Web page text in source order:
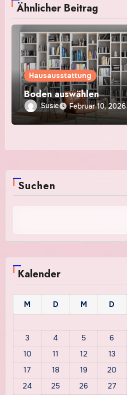
Ähnlicher Beitrag
Hausausstattung
Boden auswählen
Susie Februar 10, 2026
Suchen
Kalender
M D M D
3
4 5 6
10
11 12 13
17
18 19 20
24
25 26 27